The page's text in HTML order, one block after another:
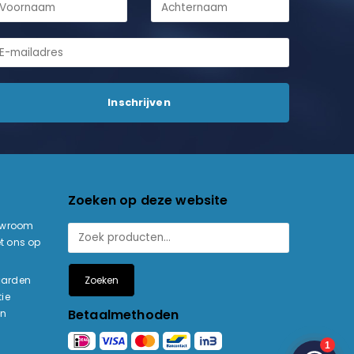
ons op
Zoeken op deze website
Zoeken
Betaalmethoden